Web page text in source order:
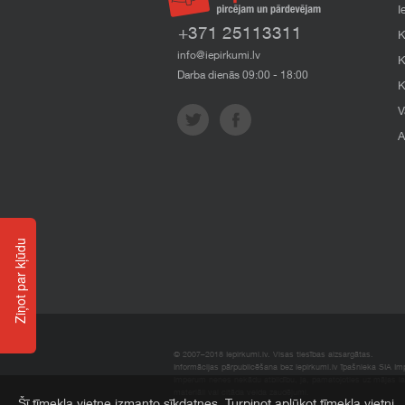
+371 25113311
info@iepirkumi.lv
Darba dienās 09:00 - 18:00
© 2007–2018 Iepirkumi.lv. Visas tiesības aizsargātas.
Informācijas pārpublicēšana bez iepirkumi.lv īpašnieka SIA
Ziņot par kļūdu